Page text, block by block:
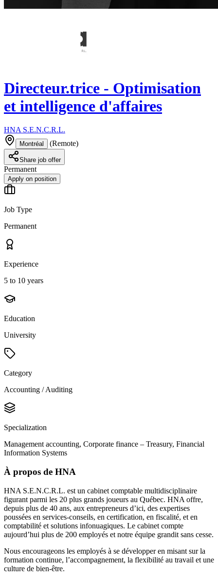
Directeur.trice - Optimisation
et intelligence d'affaires
HNA S.E.N.C.R.L.
Montréal (Remote)
Share job offer
Permanent
Apply on position
Job Type
Permanent
Experience
5 to 10 years
Education
University
Category
Accounting / Auditing
Specialization
Management accounting, Corporate finance – Treasury, Financial
Information Systems
À propos de HNA
HNA S.E.N.C.R.L. est un cabinet comptable multidisciplinaire
figurant parmi les 20 plus grands joueurs au Québec. HNA offre,
depuis plus de 40 ans, aux entrepreneurs d’ici, des expertises
poussées en services-conseils, en certification, en fiscalité, et en
comptabilité et solutions infonuagiques. Le cabinet compte
aujourd’hui plus de 200 employés et notre équipe grandit sans cesse.
Nous encourageons les employés à se développer en misant sur la
formation continue, l’accompagnement, la flexibilité au travail et une
culture de bien-être.